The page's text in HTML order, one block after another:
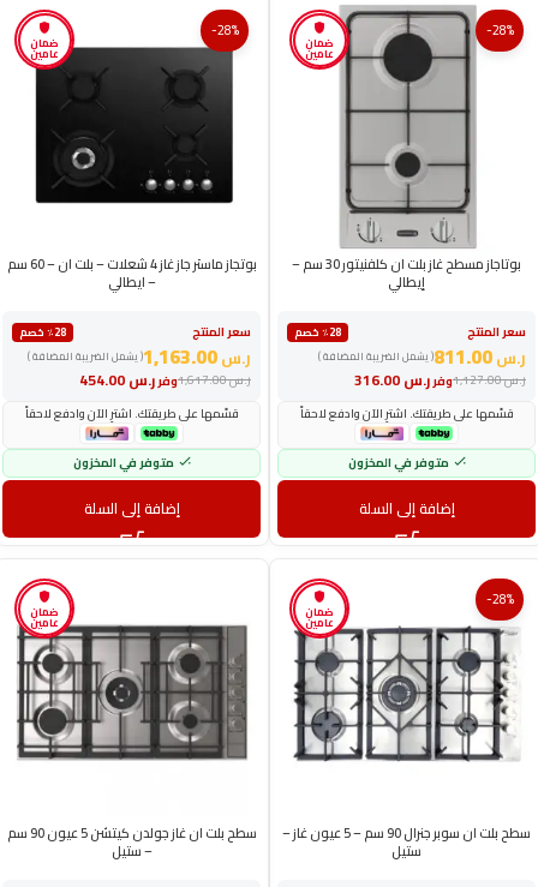
ضمان
عامين
-28%
بوتاجاز مسطح غاز بلت ان كلفنيتور 30 سم –
إيطالي
سعر المنتج
٪28 خصم
( يشمل الضريبة المضافة )
ر.س
وفرر.س ر.س1,127.00
قسّمها على طريقتك. اشترِ الآن وادفع لاحقاً
متوفر في المخزون
إضافة إلى السلة
ضمان
عامين
-28%
بوتجاز ماستر جاز غاز 4 شعلات – بلت ان – 60 سم
– ايطالي
سعر المنتج
٪28 خصم
( يشمل الضريبة المضافة )
ر.س
وفرر.س ر.س1,617.00
قسّمها على طريقتك. اشترِ الآن وادفع لاحقاً
متوفر في المخزون
إضافة إلى السلة
ضمان
عامين
-28%
سطح بلت ان سوبر جنرال 90 سم – 5 عيون غاز –
ستيل
ضمان
عامين
سطح بلت ان غاز جولدن كيتشن 5 عيون 90 سم
– ستيل